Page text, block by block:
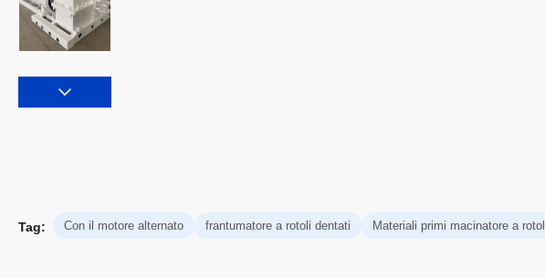
Tag: Con il motore alternato frantumatore a rotoli dentati Materiali primi macinatore a